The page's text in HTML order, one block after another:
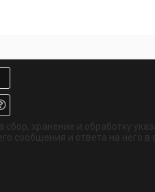
Имя*
Email.
обязательно
сбор, хранение и обработку
сообщения и ответа на него в